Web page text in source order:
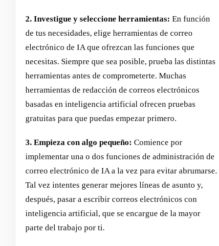
2. Investigue y seleccione herramientas: En función
de tus necesidades, elige herramientas de correo
electrónico de IA que ofrezcan las funciones que
necesitas. Siempre que sea posible, prueba las distintas
herramientas antes de comprometerte. Muchas
herramientas de redacción de correos electrónicos
basadas en inteligencia artificial ofrecen pruebas
gratuitas para que puedas empezar primero.
3. Empieza con algo pequeño: Comience por
implementar una o dos funciones de administración de
correo electrónico de IA a la vez para evitar abrumarse.
Tal vez intentes generar mejores líneas de asunto y,
después, pasar a escribir correos electrónicos con
inteligencia artificial, que se encargue de la mayor
parte del trabajo por ti.